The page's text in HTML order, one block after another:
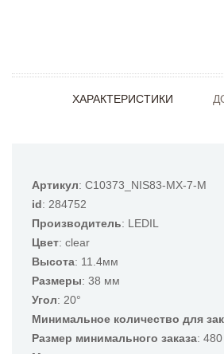
ХАРАКТЕРИСТИКИ
Артикул: C10373_NIS83-MX-7-M
id: 284752
Производитель: LEDIL
Цвет: clear
Высота: 11.4мм
Размеры: 38 мм
Угол: 20°
Минимальное количество для
Размер минимального заказа: